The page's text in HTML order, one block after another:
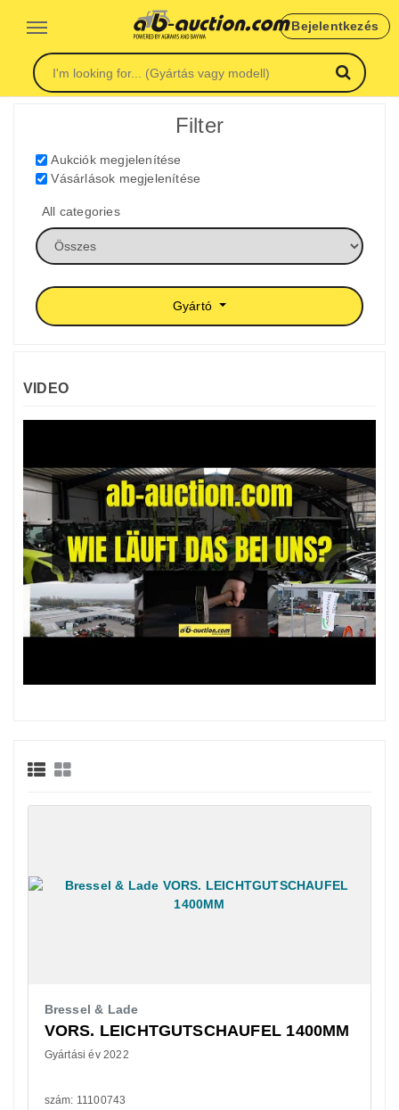
Bejelentkezés
Filter
Aukciók megjelenítése
Vásárlások megjelenítése
All categories
Gyártó
VIDEO
Bressel & Lade
VORS. LEICHTGUTSCHAUFEL 1400MM
Gyártási év 2022
szám: 11100743